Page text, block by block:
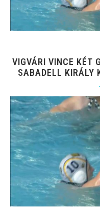
VIGVÁRI VINCE KÉT
SABADELL